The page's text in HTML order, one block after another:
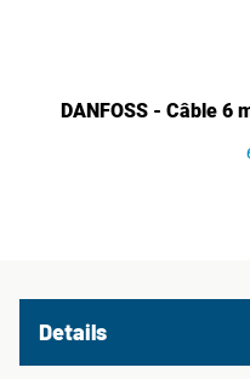
DANFOSS - Câble 6
Details